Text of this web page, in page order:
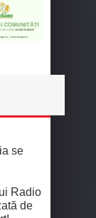
se
Radio
de